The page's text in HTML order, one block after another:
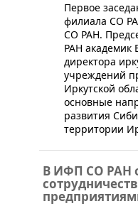
​​​Первое
филиала СО
СО РАН.
РАН академик
директора
учреждений
Иркутской
основные
развития
территории
В ИФП СО РАН